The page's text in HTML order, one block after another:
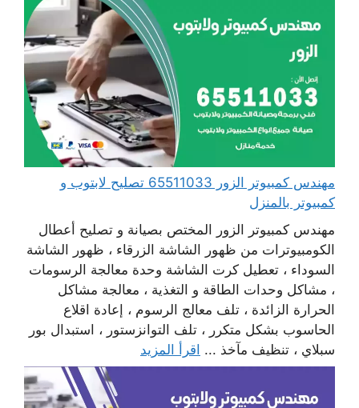
مهندس كمبيوتر الزور 65511033 تصليح لابتوب و
كمبيوتر بالمنزل
مهندس كمبيوتر الزور المختص بصيانة و تصليح أعطال
الكومبيوترات من ظهور الشاشة الزرقاء ، ظهور الشاشة
السوداء ، تعطيل كرت الشاشة وحدة معالجة الرسومات
، مشاكل وحدات الطاقة و التغذية ، معالجة مشاكل
الحرارة الزائدة ، تلف معالج الرسوم ، إعادة اقلاع
الحاسوب بشكل متكرر ، تلف التوانزستور ، استبدال بور
سبلاي ، تنظيف مآخذ ... اقرأ المزيد